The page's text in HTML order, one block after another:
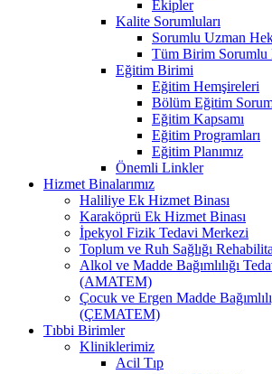
Ekipler
Kalite Sorumluları
Sorumlu Uzman
Tüm Birim Sorumlu
Eğitim Birimi
Eğitim Hemşireleri
Bölüm Eğitim
Eğitim Kapsamı
Eğitim Programları
Eğitim Planımız
Önemli Linkler
Hizmet Binalarımız
Haliliye Ek Hizmet Binası
Karaköprü Ek Hizmet Binası
İpekyol Fizik Tedavi Merkezi
Toplum ve Ruh Sağlığı
Alkol ve Madde Bağımlılığı
(AMATEM)
Çocuk ve Ergen Madde
(ÇEMATEM)
Tıbbi Birimler
Kliniklerimiz
Acil Tıp